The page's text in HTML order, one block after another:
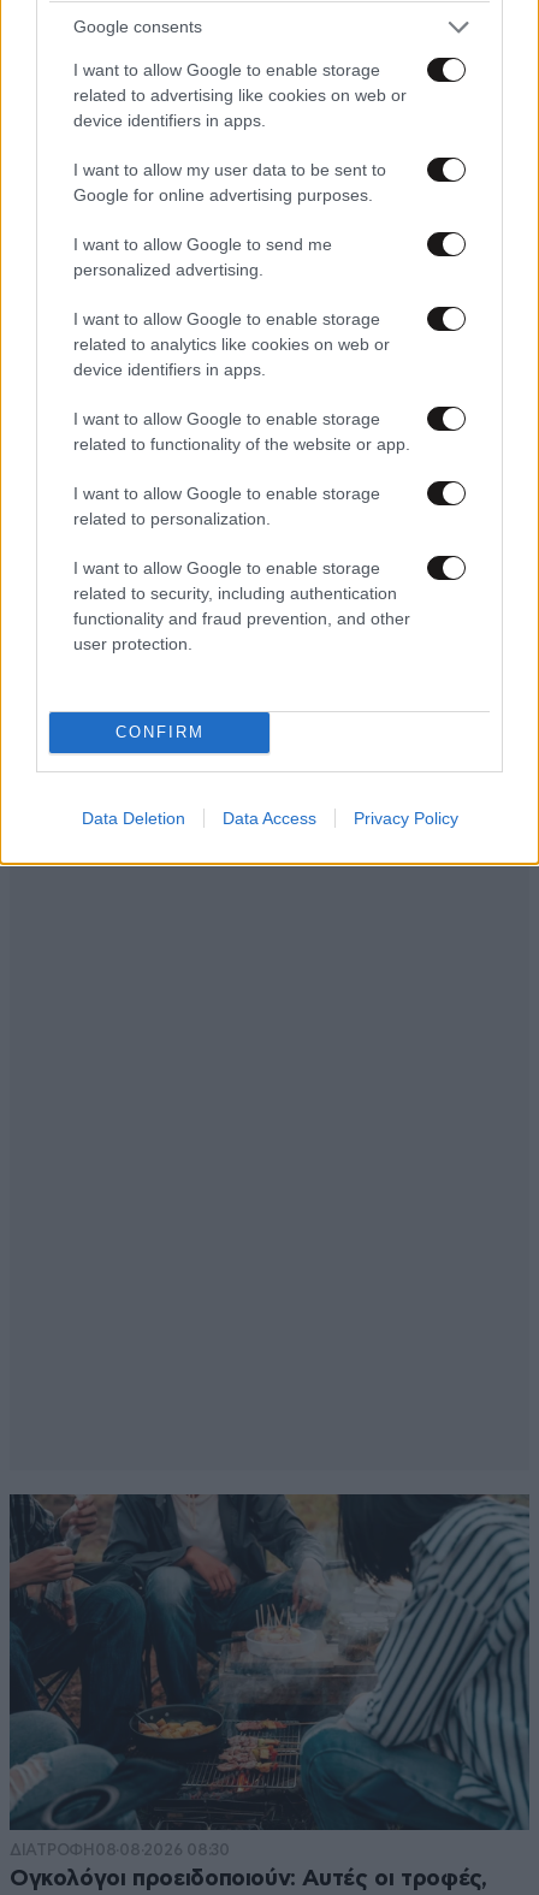
Google consents
I want to allow Google to enable storage
related to advertising like cookies on web or
device identifiers in apps.
I want to allow my user data to be sent to
Google for online advertising purposes.
I want to allow Google to send me
personalized advertising.
I want to allow Google to enable storage
related to analytics like cookies on web or
device identifiers in apps.
I want to allow Google to enable storage
related to functionality of the website or app.
I want to allow Google to enable storage
related to personalization.
I want to allow Google to enable storage
related to security, including authentication
functionality and fraud prevention, and other
user protection.
CONFIRM
Data Deletion Data Access Privacy Policy
Μιλάμε για εξέλιξη μεγατόνων,,,,,,Μας έφυγε η
Πούλου......
Απαντήστε
δηλαδή 08·07·2026 04:58
πήρε την Πούλου
ΓΙΑ ΜΙΑ ΑΚΟΜΑ 07·07·2026 22:19
μόνος στόχος η καρέκλα. Αυτόν τον καιρό ,ακόμα και
οι αφελεις το κατάλαβαν
TRENDING
LIFESTYLE08·08·2026 09:01
Νία Βαρντάλος – Σπύρος Κατσαγάνης: Μια
σχέση που θυμίζει σενάριο ταινίας και μετρά
πάνω από τέσσερα χρόνια
ΔΙΑΤΡΟΦΗ 08·08·2026 08:30
Ογκολόγοι προειδοποιούν: Αυτές οι τροφές,